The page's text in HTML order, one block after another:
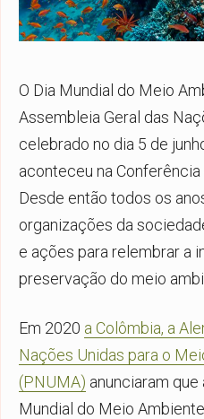
O Dia Mundial do Meio
Assembleia Geral das
celebrado no dia 5 de
aconteceu na
Desde então todos os
organizações da
e ações para relembrar a
preservação do meio
Em 2020 a Colômbia, a
Nações Unidas para o
(PNUMA) anunciaram que
Mundial do Meio